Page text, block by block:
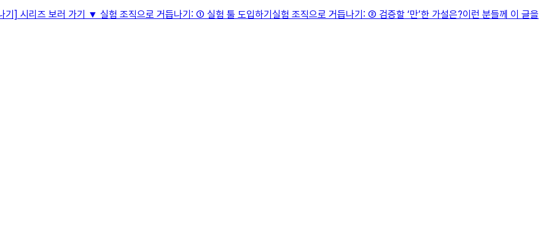
] 시리즈 보러 가기 ▼ 실험 조직으로 거듭나기: ① 실험 툴 도입하기실험 조직으로 거듭나기: ② 검증할 ‘만’한 가설은?이런 분들께 이 글을